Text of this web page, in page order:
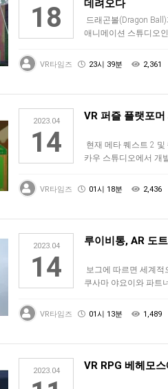
18
데려오다
드래곤볼(Dragon
애니메이션 스튜디오
VR타임즈 23시 39분 2,361
2023.04
14
VR 퍼즐 플랫포
현재 메타 퀘스트 2
카우 스튜디오에서 개
VR타임즈 01시 18분 2,436
2023.04
14
루이비통, AR 도
보그에 따르면 세계
쿠사마 야요이와 파트
VR타임즈 01시 13분 1,489
2023.04 VR RPG 베헤모